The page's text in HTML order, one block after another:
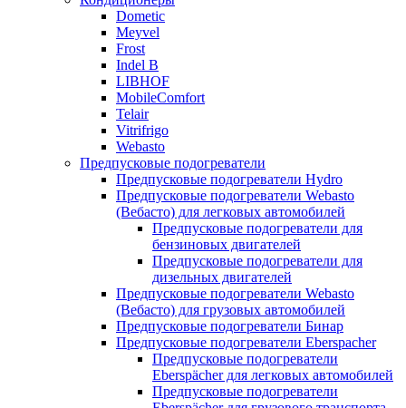
Dometic
Meyvel
Frost
Indel B
LIBHOF
MobileComfort
Telair
Vitrifrigo
Webasto
Предпусковые подогреватели
Предпусковые подогреватели Hydro
Предпусковые подогреватели Webasto
(Вебасто) для легковых автомобилей
Предпусковые подогреватели для
бензиновых двигателей
Предпусковые подогреватели для
дизельных двигателей
Предпусковые подогреватели Webasto
(Вебасто) для грузовых автомобилей
Предпусковые подогреватели Бинар
Предпусковые подогреватели Eberspacher
Предпусковые подогреватели
Eberspächer для легковых автомобилей
Предпусковые подогреватели